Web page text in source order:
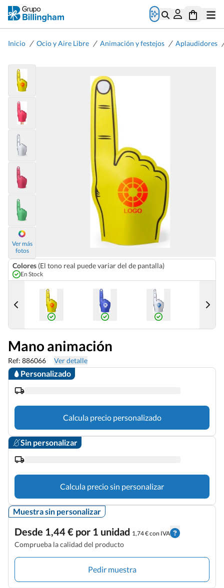
Inicio / Ocio y Aire Libre / Animación y festejos / Aplaudidores /
Ver más
fotos
Colores (El tono real puede variar del de pantalla)
En Stock
Mano animación
Ref: 886066 Ver detalle
Personalizado
Calcula precio personalizado
Sin personalizar
Calcula precio sin personalizar
Muestra sin personalizar
Desde 1,44 € por 1 unidad 1,74 € con IVA
Comprueba la calidad del producto
Pedir muestra